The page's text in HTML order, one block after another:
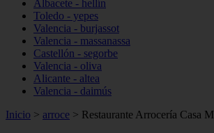
Albacete - hellín
Toledo - yepes
Valencia - burjassot
Valencia - massanassa
Castellón - segorbe
Valencia - oliva
Alicante - altea
Valencia - daimús
Inicio > arroce > Restaurante Arrocería Casa